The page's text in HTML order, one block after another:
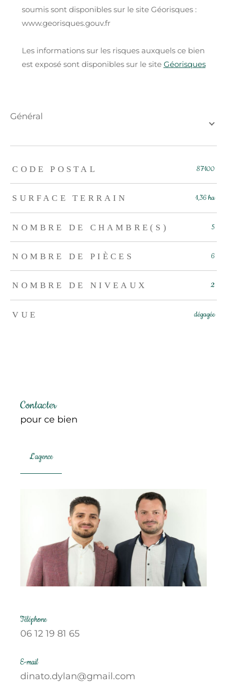
soumis sont disponibles sur le site Géorisques :
www.georisques.gouv.fr
Les informations sur les risques auxquels ce bien
est exposé sont disponibles sur le site Géorisques
général
TRAD_ZEPHYR_Caracteristique TRAD_ZEPHYR_Valeurs
CODE POSTAL 87100
SURFACE TERRAIN 1,36 ha
NOMBRE DE CHAMBRE(S) 5
NOMBRE DE PIÈCES 6
NOMBRE DE NIVEAUX 2
VUE dégagée
Contacter
pour ce bien
L'agence
Téléphone
06 12 19 81 65
E-mail
dinato.dylan@gmail.com